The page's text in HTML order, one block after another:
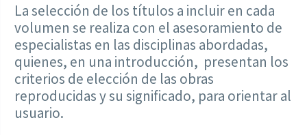
La selección de los títulos a incluir en cada
volumen se realiza con el asesoramiento de
especialistas en las disciplinas abordadas,
quienes, en una introducción, presentan los
criterios de elección de las obras
reproducidas y su significado, para orientar al
usuario.